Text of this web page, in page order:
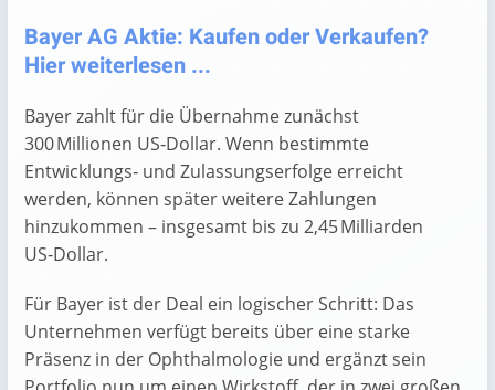
Bayer AG Aktie: Kaufen oder Verkaufen?
Hier weiterlesen ...
Bayer zahlt für die Übernahme zunächst
300 Millionen US‑Dollar. Wenn bestimmte
Entwicklungs‑ und Zulassungserfolge erreicht
werden, können später weitere Zahlungen
hinzukommen – insgesamt bis zu 2,45 Milliarden
US‑Dollar.
Für Bayer ist der Deal ein logischer Schritt: Das
Unternehmen verfügt bereits über eine starke
Präsenz in der Ophthalmologie und ergänzt sein